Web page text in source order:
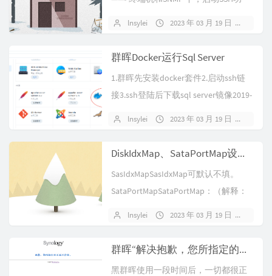
lnsylei 2023 年 03 月 19 日
群晖Docker运行Sql Server
1.群晖先安装docker套件2.启动ssh链
接3.ssh登陆后下载sql server镜像2019-
lnsylei 2023 年 03 月 19 日
DiskIdxMap、SataPortMap设置方法及思路
SasIdxMapSasIdxMap可默认不填。
SataPortMapSataPortMap：（解释：
lnsylei 2023 年 03 月 19 日
群晖“解决抱歉，您所指定的页面不存在”
黑群晖使用一段时间后，一切都很正